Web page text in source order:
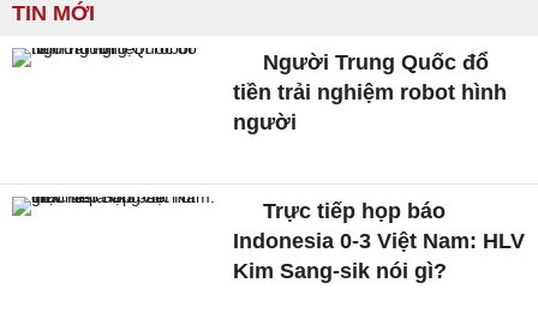
TIN MỚI
Người Trung Quốc đổ
tiền trải nghiệm robot hình
người
Trực tiếp họp báo
Indonesia 0-3 Việt Nam: HLV
Kim Sang-sik nói gì?